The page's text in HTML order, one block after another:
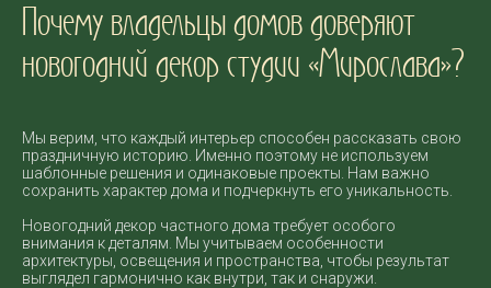
Почему владельцы домов доверяют
новогодний декор студии «Мирослава»?
Мы верим, что каждый интерьер способен рассказать свою
праздничную историю. Именно поэтому не используем
шаблонные решения и одинаковые проекты. Нам важно
сохранить характер дома и подчеркнуть его уникальность.
Новогодний декор частного дома требует особого
внимания к деталям. Мы учитываем особенности
архитектуры, освещения и пространства, чтобы результат
выглядел гармонично как внутри, так и снаружи.